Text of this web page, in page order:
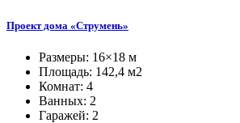
Проект дома «Струмень»
Размеры: 16×18 м
Площадь: 142,4 м2
Комнат: 4
Ванных: 2
Гаражей: 2